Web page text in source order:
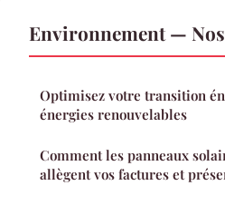
Environnement —
Optimisez votre transition
énergies renouvelables
Comment les panneaux
allègent vos factures et